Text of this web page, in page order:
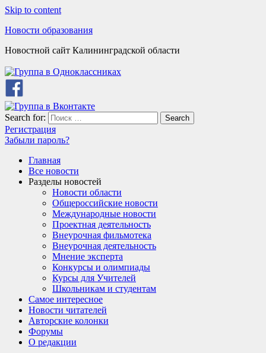
Skip to content
Новости образования
Новостной сайт Калининградской области
Search for: Search
Регистрация
Забыли пароль?
Главная
Все новости
Разделы новостей
Новости области
Общероссийские новости
Международные новости
Проектная деятельность
Внеурочная фильмотека
Внеурочная деятельность
Мнение эксперта
Конкурсы и олимпиады
Курсы для Учителей
Школьникам и студентам
Самое интересное
Новости читателей
Авторские колонки
Форумы
О редакции